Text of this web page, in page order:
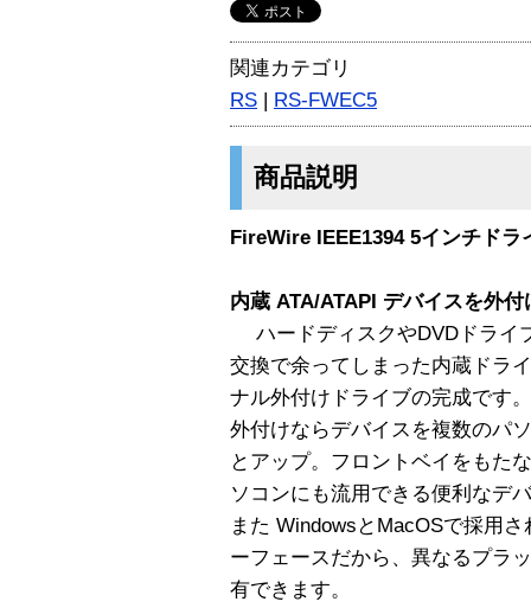
関連カテゴリ
RS | RS-FWEC5
商品説明
FireWire IEEE1394 5インチド
内蔵 ATA/ATAPI デバイスを外
ハードディスクやDVDドライ
交換で余ってしまった内蔵ドラ
ナル外付けドライブの完成です。
外付けならデバイスを複数のパ
とアップ。フロントベイをもた
ソコンにも流用できる便利なデ
また WindowsとMacOSで採用
ーフェースだから、異なるプラ
有できます。